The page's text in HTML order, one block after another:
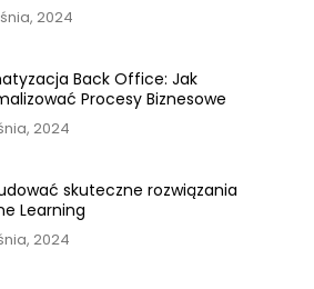
2024
Back Office: Jak
Procesy Biznesowe
2024
skuteczne rozwiązania
Learning
2024